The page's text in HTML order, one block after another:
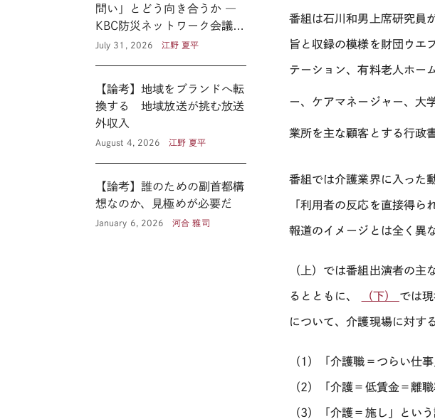
番組は石川和男上席研究員
旨と収録の模様を財団ウエ
テーション、有料老人ホー
ー、ケアマネージャー、大
業所を主な顧客とする行政
番組では介護業界に入った
「利用者の反応を直接得
報道のイメージとは全く異
（上）では番組出演者の
るとともに、 （下） では
について、介護現場に対す
（1）「介護職＝つらい仕
（2）「介護＝低賃金＝離
（3）「介護＝施し」とい
問い」とどう向き合うか ―
KBC防災ネットワーク会議に
見る新たな公共性 ―
July 31, 2026 江野 夏平
【論考】地域をブランドへ転
換する 地域放送が挑む放送
外収入
August 4, 2026 江野 夏平
【論考】誰のための副首都構
想なのか、見極めが必要だ
January 6, 2026 河合 雅司